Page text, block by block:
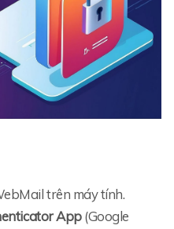
trên máy tính.
App(Google